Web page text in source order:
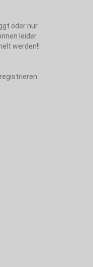
oder nur
leider
werden!!